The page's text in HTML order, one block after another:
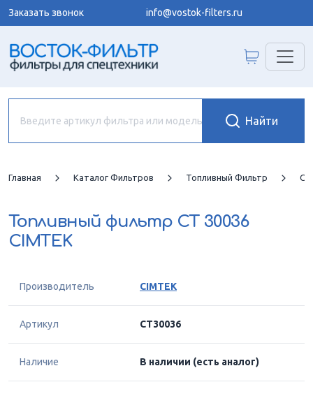
Заказать звонок info@vostok-filters.ru
Главная Каталог Фильтров Топливный Фильтр
Топливный фильтр CT 30036
CIMTEK
Производитель CIMTEK
Артикул CT30036
Наличие В наличии (есть аналог)